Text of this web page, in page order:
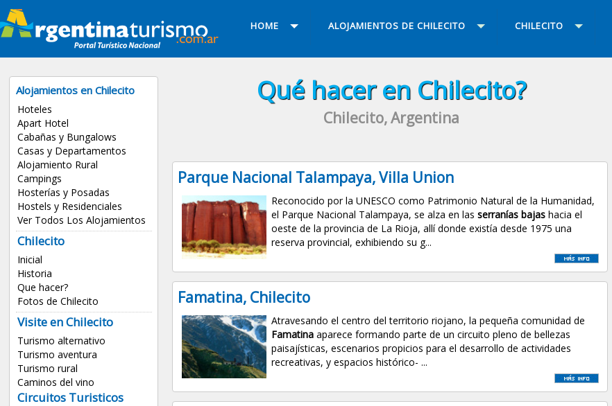
HOME ALOJAMIENTOS DE CHILECITO CHILECITO
Alojamientos en Chilecito
Hoteles
Apart Hotel
Cabañas y Bungalows
Casas y Departamentos
Alojamiento Rural
Campings
Hosterías y Posadas
Hostels y Residenciales
Ver Todos Los Alojamientos
Chilecito
Inicial
Historia
Que hacer?
Fotos de Chilecito
Visite en Chilecito
Turismo alternativo
Turismo aventura
Turismo rural
Caminos del vino
Circuitos Turisticos
Qué hacer en Chilecito?
Chilecito, Argentina
Parque Nacional Talampaya, Villa Union
Reconocido por la UNESCO como Patrimonio Natural de la Humanidad,
el Parque Nacional Talampaya, se alza en las serranías bajashacia el
oeste de la provincia de La Rioja, allí donde existía desde 1975 una
reserva provincial, exhibiendo su g...
Famatina, Chilecito
Atravesando el centro del territorio riojano, la pequeña comunidad de
Famatinaaparece formando parte de un circuito pleno de bellezas
paisajísticas, escenarios propicios para el desarrollo de actividades
recreativas, y espacios histórico- ...